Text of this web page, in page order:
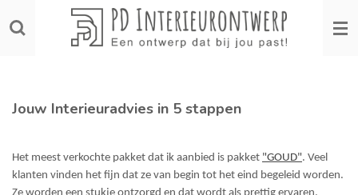
direct
Jouw Interieuradvies in 5 stappen
Het meest verkochte pakket dat ik aanbied is pakket "GOUD". Veel
klanten vinden het fijn dat ze van begin tot het eind begeleid worden.